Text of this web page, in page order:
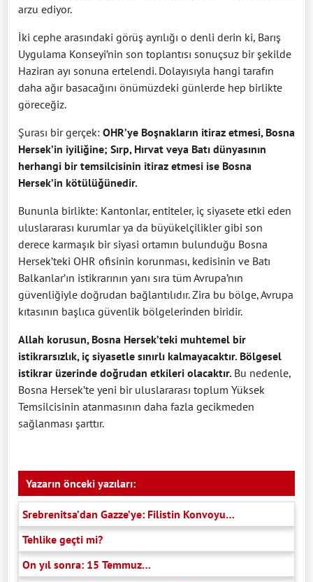
arzu ediyor.
İki cephe arasındaki görüş ayrılığı o denli derin ki, Barış
Uygulama Konseyi’nin son toplantısı sonuçsuz bir şekilde
Haziran ayı sonuna ertelendi. Dolayısıyla hangi tarafın
daha ağır basacağını önümüzdeki günlerde hep birlikte
göreceğiz.
Şurası bir gerçek: OHR’ye Boşnakların itiraz etmesi, Bosna
Hersek’in iyiliğine; Sırp, Hırvat veya Batı dünyasının
herhangi bir temsilcisinin itiraz etmesi ise Bosna
Hersek’in kötülüğünedir.
Bununla birlikte: Kantonlar, entiteler, iç siyasete etki eden
uluslararası kurumlar ya da büyükelçilikler gibi son
derece karmaşık bir siyasi ortamın bulunduğu Bosna
Hersek’teki OHR ofisinin korunması, kedisinin ve Batı
Balkanlar’ın istikrarının yanı sıra tüm Avrupa’nın
güvenliğiyle doğrudan bağlantılıdır. Zira bu bölge, Avrupa
kıtasının başlıca güvenlik bölgelerinden biridir.
Allah korusun, Bosna Hersek’teki muhtemel bir
istikrarsızlık, iç siyasetle sınırlı kalmayacaktır. Bölgesel
istikrar üzerinde doğrudan etkileri olacaktır. Bu nedenle,
Bosna Hersek’te yeni bir uluslararası toplum Yüksek
Temsilcisinin atanmasının daha fazla gecikmeden
sağlanması şarttır.
Yazarın önceki yazıları:
Srebrenitsa’dan Gazze’ye: Filistin Konvoyu…
Tehlike geçti mi?
On yıl sonra: 15 Temmuz…